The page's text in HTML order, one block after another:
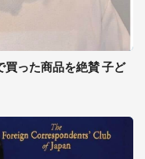
った商品を絶賛 子ど